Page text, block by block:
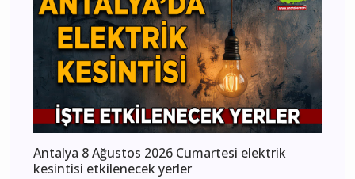
Antalya 8 Ağustos 2026 Cumartesi elektrik
kesintisi etkilenecek yerler